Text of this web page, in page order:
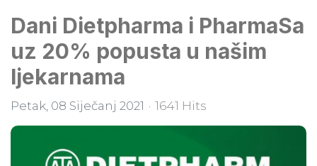
Dani Dietpharma i PharmaSa
uz 20% popusta u našim
ljekarnama
Petak, 08 Siječanj 2021 1641 Hits